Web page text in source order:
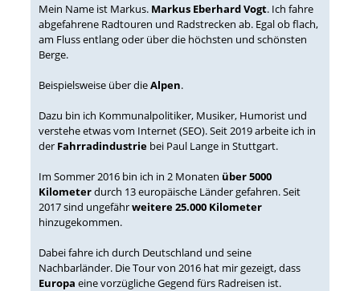
Mein Name ist Markus. Markus Eberhard Vogt. Ich fahre
abgefahrene Radtouren und Radstrecken ab. Egal ob flach,
am Fluss entlang oder über die höchsten und schönsten
Berge.
Beispielsweise über dieAlpen.
Dazu bin ich Kommunalpolitiker, Musiker, Humorist und
verstehe etwas vom Internet (SEO). Seit 2019 arbeite ich in
der Fahrradindustrie bei Paul Lange in Stuttgart.
Im Sommer 2016 bin ich in 2 Monaten über 5000
Kilometerdurch 13 europäische Länder gefahren. Seit
2017 sind ungefährweitere 25.000 Kilometer
hinzugekommen.
Dabei fahre ich durch Deutschland und seine
Nachbarländer. Die Tour von 2016 hat mir gezeigt, dass
Europa eine vorzügliche Gegend fürs Radreisen ist.